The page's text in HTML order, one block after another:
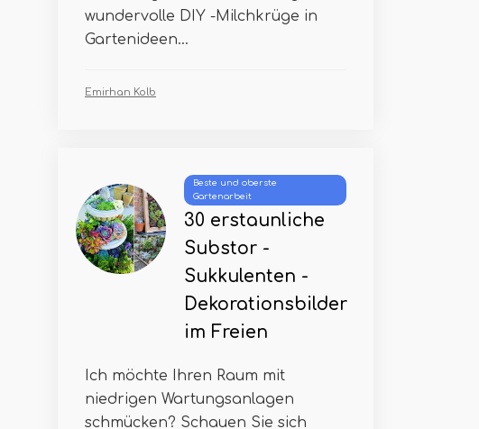
wundervolle DIY -Milchkrüge in
Gartenideen...
Emirhan Kolb
Beste und oberste
Gartenarbeit
30 erstaunliche
Substor -
Sukkulenten -
Dekorationsbilder
im Freien
Ich möchte Ihren Raum mit
niedrigen Wartungsanlagen
schmücken? Schauen Sie sich